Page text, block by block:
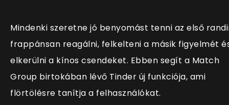
Mindenki szeretne jó benyomást tenni az első
frappánsan reagálni, felkelteni a másik figyelmét
elkerülni a kínos csendeket. Ebben segít a Match
Group birtokában lévő Tinder új funkciója, ami
flörtölésre tanítja a felhasználókat.